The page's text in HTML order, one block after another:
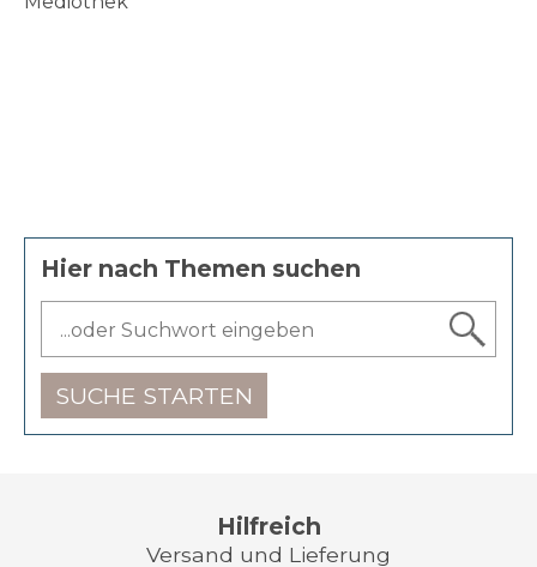
Hier nach Themen suchen
SUCHE STARTEN
Hilfreich
Versand und Lieferung